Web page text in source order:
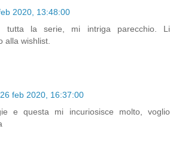
2020, 13:48:00
tutta la serie, mi intriga parecchio. Li
alla wishlist.
26 feb 2020, 16:37:00
e questa mi incuriosisce molto, voglio